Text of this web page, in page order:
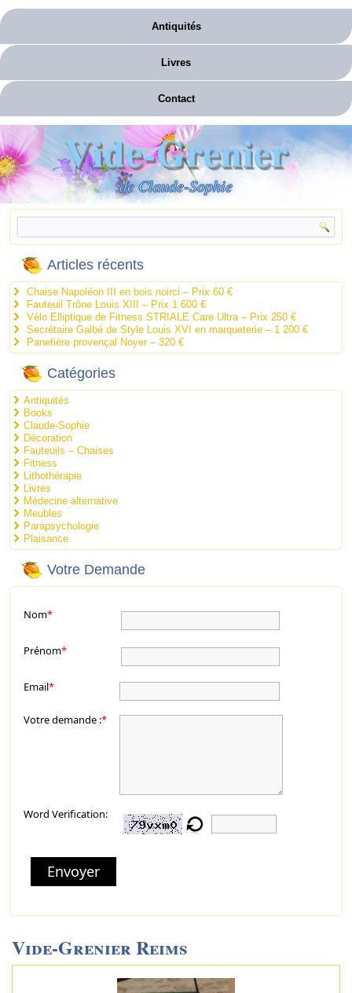
Antiquités
Livres
Contact
Vide-Grenier
de Claude-Sophie
Articles récents
Chaise Napoléon III en bois noirci – Prix 60 €
Fauteuil Trône Louis XIII – Prix 1 600 €
Vélo Elliptique de Fitness STRIALE Care Ultra – Prix 250 €
Secrétaire Galbé de Style Louis XVI en marqueterie – 1 200 €
Panetière provençal Noyer – 320 €
Catégories
Antiquités
Books
Claude-Sophie
Décoration
Fauteuils – Chaises
Fitness
Lithothérapie
Livres
Médecine alternative
Meubles
Parapsychologie
Plaisance
Votre Demande
Nom*
Prénom*
Email*
Votre demande :*
Word Verification:
Envoyer
Vide-Grenier Reims